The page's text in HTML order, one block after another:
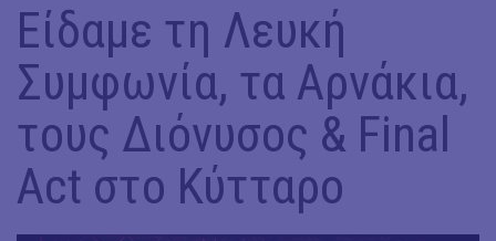
Είδαμε τη Λευκή
Συμφωνία, τα Αρνάκια,
τους Διόνυσος & Final
Act στο Κύτταρο